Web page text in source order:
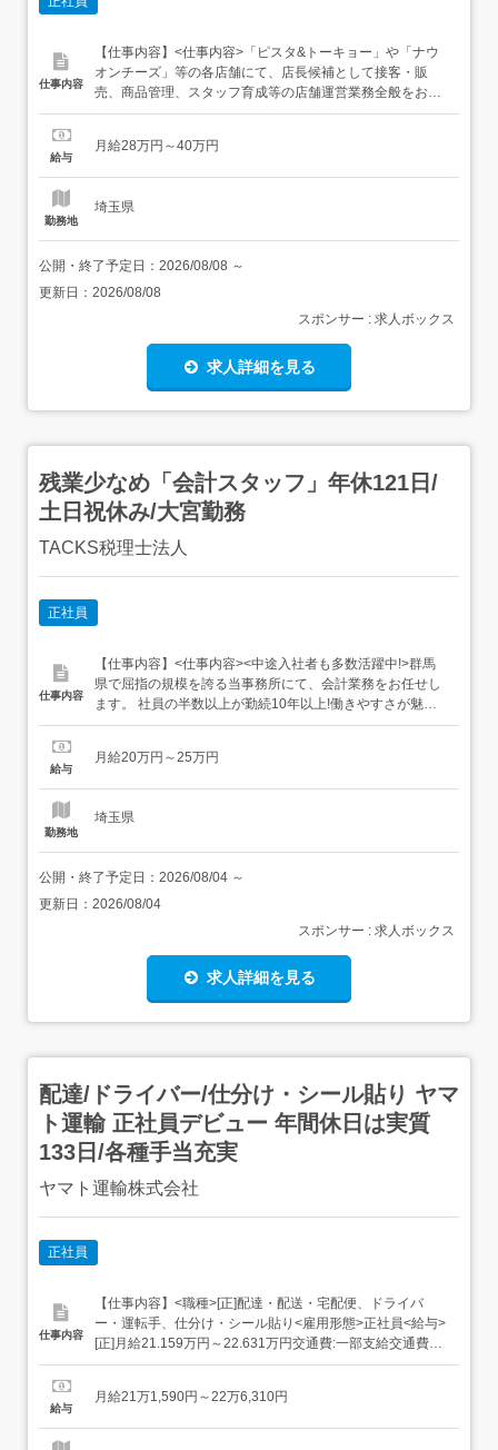
仕事内容
【仕事内容】<仕事内容>「ピスタ&トーキョー」や「ナウ
オンチーズ」等の各店舗にて、店長候補として接客・販
売、商品管理、スタッフ育成等の店舗運営業務全般をお任
せします店舗経営責任者候補として、売上管理、メンバー
どを本部と連携して進めていただき、売り上げ拡大を主体
給与
月給28万円～40万円
勤務地
埼玉県
公開・終了予定日： 2026/08/08 ～
更新日： 2026/08/08
スポンサー : 求人ボックス
求人詳細を見る
残業少なめ「会計スタッフ」年休121日/
土日祝休み/大宮勤務
TACKS税理士法人
正社員
仕事内容
【仕事内容】<仕事内容><中途入社者も多数活躍中!>群馬
県で屈指の規模を誇る当事務所にて、会計業務をお任せし
ます。 社員の半数以上が勤続10年以上!働きやすさが魅力
決算書や申告書の作成など、会計業務をご担当いただきま
広い年齢層のメンバーが活躍中です。社歴や年齢に関係な
給与
月給20万円～25万円
勤務地
埼玉県
公開・終了予定日： 2026/08/04 ～
更新日： 2026/08/04
スポンサー : 求人ボックス
求人詳細を見る
配達/ドライバー/仕分け・シール貼り ヤマ
ト運輸 正社員デビュー 年間休日は実質
133日/各種手当充実
ヤマト運輸株式会社
正社員
仕事内容
【仕事内容】<職種>[正]配達・配送・宅配便、ドライバ
ー・運転手、仕分け・シール貼り<雇用形態>正社員<給与>
[正]月給21.159万円～22.631万円交通費:一部支給交通費
(月上限5万円)昇給年1回賞与年2回(7月/12月 賞与4.5ヶ月実
デル月収・年収<熊谷市内勤務>30歳/残業25H/扶養家...
給与
月給21万1,590円～22万6,310円